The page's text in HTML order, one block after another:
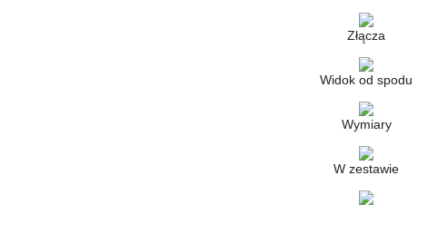
Złącza
Widok od spodu
Wymiary
W zestawie